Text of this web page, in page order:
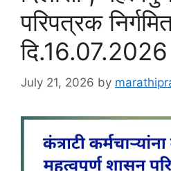
परिपत्रक
दि.16.07.2026
July 21, 2026 by